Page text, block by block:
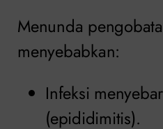
Menunda
menyebabkan:
Infeksi
(epididimitis).